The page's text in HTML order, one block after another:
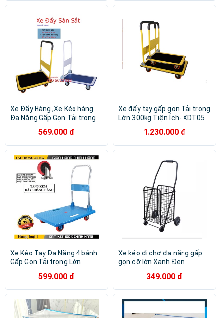
Xe Đẩy Hàng ,Xe Kéo hàng
Đa Năng Gấp Gọn Tải trọng
569.000 đ
Xe đẩy tay gấp gọn Tải trọng
Lớn 300kg Tiện Ích- XDT05
1.230.000 đ
Xe Kéo Tay Đa Năng 4 bánh
Gấp Gọn Tải trọng Lớn
599.000 đ
Xe kéo đi chợ đa năng gấp
gọn cỡ lớn Xanh Đen
349.000 đ